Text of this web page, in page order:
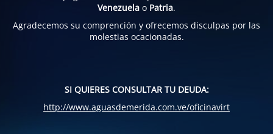
Venezuela o Patria.
Agradecemos su comprención y ofrecemos disculpas por las
molestias ocacionadas.
SI QUIERES CONSULTAR TU DEUDA:
http://www.aguasdemerida.com.ve/oficinavirt